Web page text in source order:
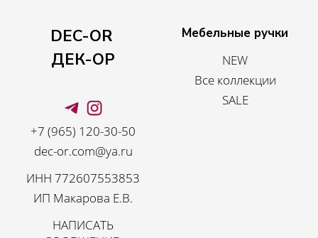
DEC-OR
ДЕК-ОР
+7 (965) 120-30-50
dec-or.com@ya.ru
ИНН 772607553853
ИП Макарова Е.В.
НАПИСАТЬ
Мебельные ручки
NEW
Все коллекции
SALE